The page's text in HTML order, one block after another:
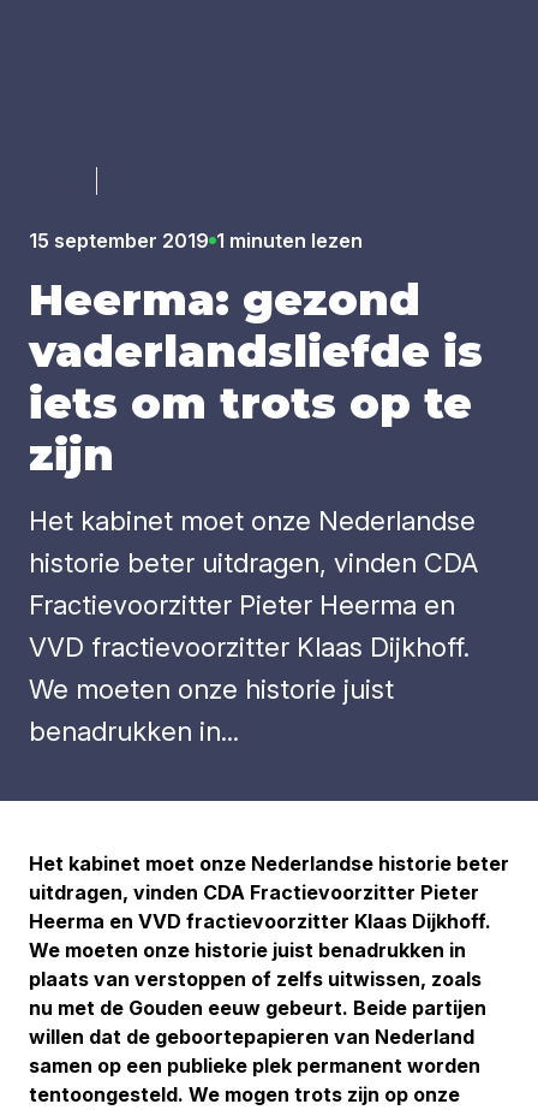
15 september 2019 1 minuten lezen
Heer­ma: gezond
vader­lands­lief­de is
iets om trots op te
zijn
Het kabinet moet onze Nederlandse
historie beter uitdragen, vinden CDA
Fractievoorzitter Pieter Heerma en
VVD fractievoorzitter Klaas Dijkhoff.
We moeten onze historie juist
benadrukken in...
Het kabinet moet onze Nederlandse historie beter
uitdragen, vinden CDA Fractievoorzitter Pieter
Heerma en VVD fractievoorzitter Klaas Dijkhoff.
We moeten onze historie juist benadrukken in
plaats van verstoppen of zelfs uitwissen, zoals
nu met de Gouden eeuw gebeurt. Beide partijen
willen dat de geboortepapieren van Nederland
samen op een publieke plek permanent worden
tentoongesteld. We mogen trots zijn op onze